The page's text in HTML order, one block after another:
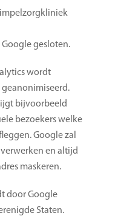
gesloten.
wordt
bijvoorbeeld
bezoekers welke
Google zal
en altijd
maskeren.
door Google
Staten.